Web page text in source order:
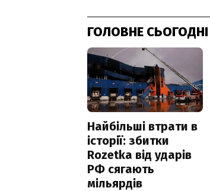
ГОЛОВНЕ СЬОГОДНІ
Найбільші втрати в
історії: збитки
Rozetka від ударів
РФ сягають
мільярдів